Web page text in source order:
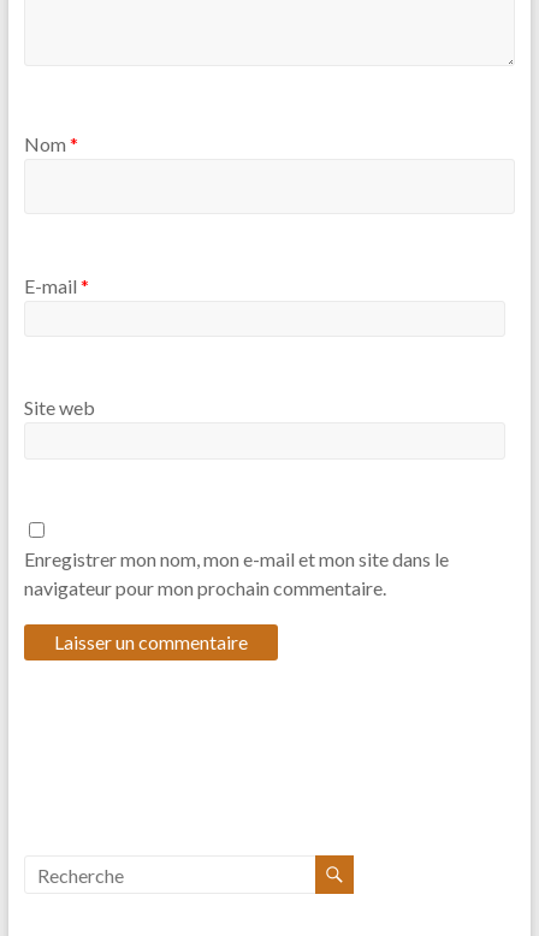
Nom *
E-mail *
Site web
Enregistrer mon nom, mon e-mail et mon site dans le
navigateur pour mon prochain commentaire.